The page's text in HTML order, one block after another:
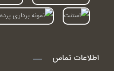
اطلاعات تماس